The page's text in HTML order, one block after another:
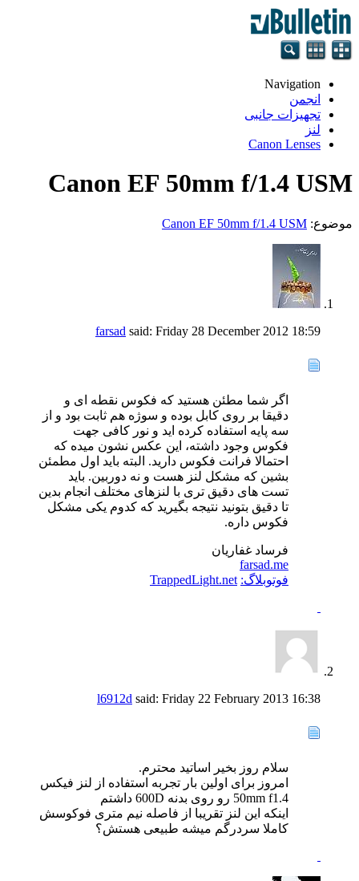
Navigation
انجمن
تجهيزات جانبی
لنز
Canon Lenses
Canon EF 50mm f/1.4 USM
موضوع: Canon EF 50mm f/1.4 USM
farsad said: Friday 28 December 2012 18:59
اگر شما مطئن هستید که فکوس نقطه ای و
دقیقا بر روی کابل بوده و سوژه هم ثابت بود و از
سه پایه استفاده کرده اید و نور کافی جهت
فکوس وجود داشته، این عکس نشون میده که
احتمالا فرانت فکوس دارید. البته باید اول مطمئن
بشین که مشکل لنز هست و نه دوربین. باید
تست های دقیق تری با لنزهای مختلف انجام بدین
تا دقیق بتونید نتیجه بگیرید که کدوم یکی مشکل
فکوس داره.
فرساد غفاریان
farsad.me
فوتوبلاگ: TrappedLight.net
l6912d said: Friday 22 February 2013 16:38
سلام روز بخیر اساتید محترم.
امروز برای اولین بار تجربه استفاده از لنز فیکس
50mm f1.4 رو روی بدنه 600D داشتم
اینکه این لنز تقریبا از فاصله نیم متری فوکوسش
کاملا سردرگم میشه طبیعی هستش؟